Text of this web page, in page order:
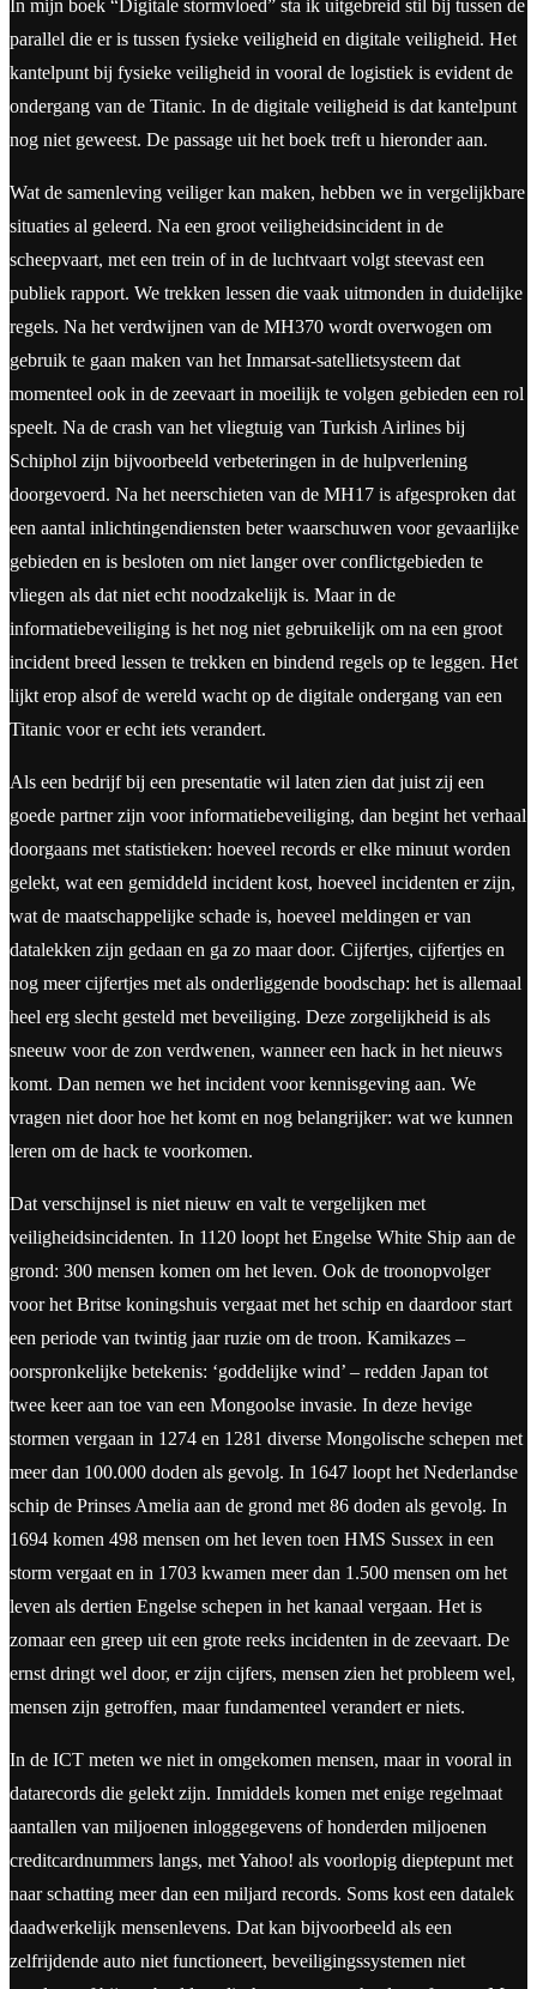
In mijn boek “Digitale stormvloed” sta ik uitgebreid stil bij tussen de
parallel die er is tussen fysieke veiligheid en digitale veiligheid. Het
kantelpunt bij fysieke veiligheid in vooral de logistiek is evident de
ondergang van de Titanic. In de digitale veiligheid is dat kantelpunt
nog niet geweest. De passage uit het boek treft u hieronder aan.
Wat de samenleving veiliger kan maken, hebben we in vergelijkbare
situaties al geleerd. Na een groot veiligheidsincident in de
scheepvaart, met een trein of in de luchtvaart volgt steevast een
publiek rapport. We trekken lessen die vaak uitmonden in duidelijke
regels. Na het verdwijnen van de MH370 wordt overwogen om
gebruik te gaan maken van het Inmarsat-satellietsysteem dat
momenteel ook in de zeevaart in moeilijk te volgen gebieden een rol
speelt. Na de crash van het vliegtuig van Turkish Airlines bij
Schiphol zijn bijvoorbeeld verbeteringen in de hulpverlening
doorgevoerd. Na het neerschieten van de MH17 is afgesproken dat
een aantal inlichtingendiensten beter waarschuwen voor gevaarlijke
gebieden en is besloten om niet langer over conflictgebieden te
vliegen als dat niet echt noodzakelijk is. Maar in de
informatiebeveiliging is het nog niet gebruikelijk om na een groot
incident breed lessen te trekken en bindend regels op te leggen. Het
lijkt erop alsof de wereld wacht op de digitale ondergang van een
Titanic voor er echt iets verandert.
Als een bedrijf bij een presentatie wil laten zien dat juist zij een
goede partner zijn voor informatiebeveiliging, dan begint het verhaal
doorgaans met statistieken: hoeveel records er elke minuut worden
gelekt, wat een gemiddeld incident kost, hoeveel incidenten er zijn,
wat de maatschappelijke schade is, hoeveel meldingen er van
datalekken zijn gedaan en ga zo maar door. Cijfertjes, cijfertjes en
nog meer cijfertjes met als onderliggende boodschap: het is allemaal
heel erg slecht gesteld met beveiliging. Deze zorgelijkheid is als
sneeuw voor de zon verdwenen, wanneer een hack in het nieuws
komt. Dan nemen we het incident voor kennisgeving aan. We
vragen niet door hoe het komt en nog belangrijker: wat we kunnen
leren om de hack te voorkomen.
Dat verschijnsel is niet nieuw en valt te vergelijken met
veiligheidsincidenten. In 1120 loopt het Engelse White Ship aan de
grond: 300 mensen komen om het leven. Ook de troonopvolger
voor het Britse koningshuis vergaat met het schip en daardoor start
een periode van twintig jaar ruzie om de troon. Kamikazes –
oorspronkelijke betekenis: ‘goddelijke wind’ – redden Japan tot
twee keer aan toe van een Mongoolse invasie. In deze hevige
stormen vergaan in 1274 en 1281 diverse Mongolische schepen met
meer dan 100.000 doden als gevolg. In 1647 loopt het Nederlandse
schip de Prinses Amelia aan de grond met 86 doden als gevolg. In
1694 komen 498 mensen om het leven toen HMS Sussex in een
storm vergaat en in 1703 kwamen meer dan 1.500 mensen om het
leven als dertien Engelse schepen in het kanaal vergaan. Het is
zomaar een greep uit een grote reeks incidenten in de zeevaart. De
ernst dringt wel door, er zijn cijfers, mensen zien het probleem wel,
mensen zijn getroffen, maar fundamenteel verandert er niets.
In de ICT meten we niet in omgekomen mensen, maar in vooral in
datarecords die gelekt zijn. Inmiddels komen met enige regelmaat
aantallen van miljoenen inloggegevens of honderden miljoenen
creditcardnummers langs, met Yahoo! als voorlopig dieptepunt met
naar schatting meer dan een miljard records. Soms kost een datalek
daadwerkelijk mensenlevens. Dat kan bijvoorbeeld als een
zelfrijdende auto niet functioneert, beveiligingssystemen niet